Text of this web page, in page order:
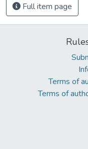
Full item page
Terms of
Terms of